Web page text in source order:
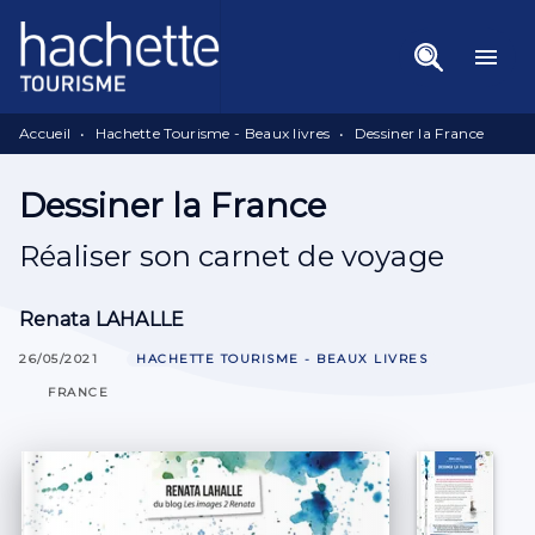
Menu Recherche
Pied De Page
menu
Accueil • Hachette Tourisme - Beaux livres • Dessiner la France
Dessiner la France
Réaliser son carnet de voyage
Renata LAHALLE
26/05/2021 HACHETTE TOURISME - BEAUX LIVRES
FRANCE